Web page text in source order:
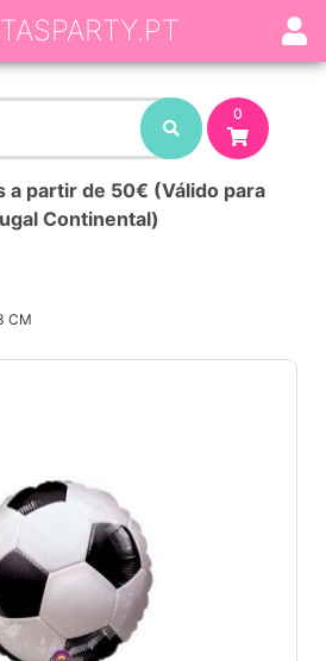
0
a partir de 50€ (Válido para
Continental)
CM